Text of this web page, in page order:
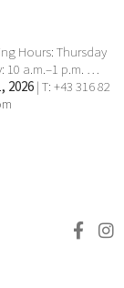
Hours: Thursday
10 a.m.–1 p.m. …
2026 | T: +43 316 82